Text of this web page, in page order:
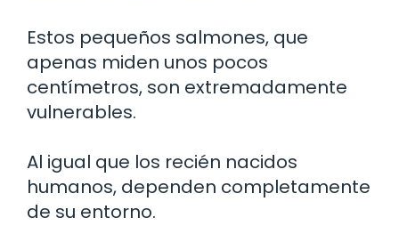
Estos pequeños salmones, que
apenas miden unos pocos
centímetros, son extremadamente
vulnerables.
Al igual que los recién nacidos
humanos, dependen completamente
de su entorno.